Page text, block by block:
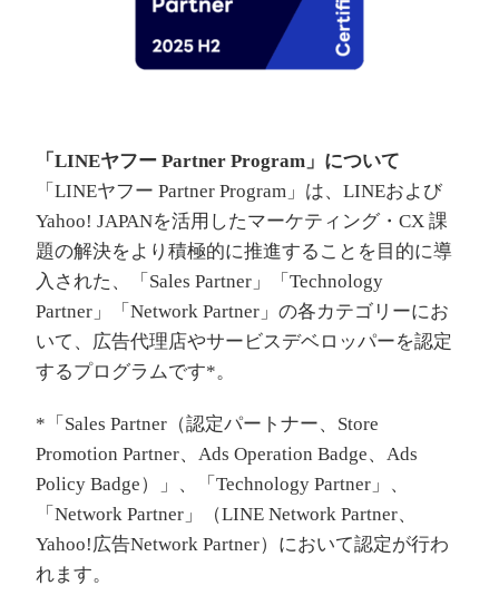
「LINEヤフー Partner Program」について
「LINEヤフー Partner Program」は、LINEおよび
Yahoo! JAPANを活用したマーケティング・CX 課
題の解決をより積極的に推進することを目的に導
入された、「Sales Partner」「Technology
Partner」「Network Partner」の各カテゴリーにお
いて、広告代理店やサービスデベロッパーを認定
するプログラムです*。
*「Sales Partner（認定パートナー、Store
Promotion Partner、Ads Operation Badge、Ads
Policy Badge）」、「Technology Partner」、
「Network Partner」（LINE Network Partner、
Yahoo!広告Network Partner）において認定が行わ
れます。